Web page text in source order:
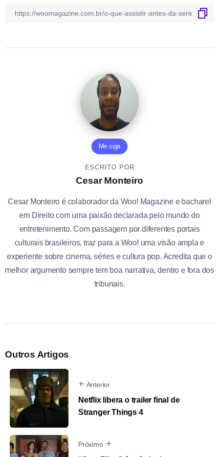
Me siga
ESCRITO POR
Cesar Monteiro
Cesar Monteiro é colaborador da Woo! Magazine e bacharel
em Direito com uma paixão declarada pelo mundo do
entretenimento. Com passagem por diferentes portais
culturais brasileiros, traz para a Woo! uma visão ampla e
experiente sobre cinema, séries e cultura pop. Acredita que o
melhor argumento sempre tem boa narrativa, dentro e fora dos
tribunais.
Outros Artigos
Anterior
Netflix libera o trailer final de
Stranger Things 4
Próximo